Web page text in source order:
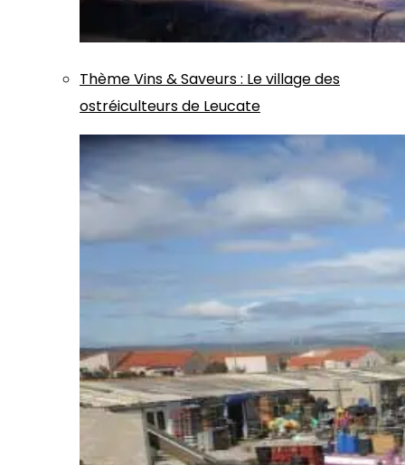
ThèmeVins & Saveurs: Le village des
ostréiculteurs de Leucate